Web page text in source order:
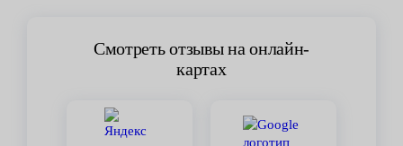
Смотреть отзывы на онлайн-
картах